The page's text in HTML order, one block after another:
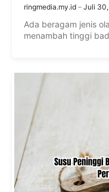
ringmedia.my.id Juli
Ada beragam jenis
menambah tinggi